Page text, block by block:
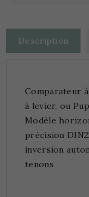
Description
Comparateur
à levier, ou
Modèle
précision
inversion
tenons